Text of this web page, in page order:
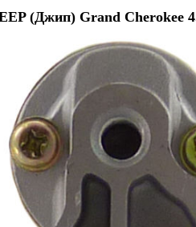
(Джип) Grand Cherokee